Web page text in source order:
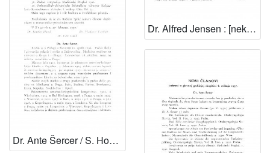
Dr. Alfred Jensen : [nekrolog] / F. Bučar
Dr. Ante Šercer / S. Hondl, V. Varićak i V. Vouk